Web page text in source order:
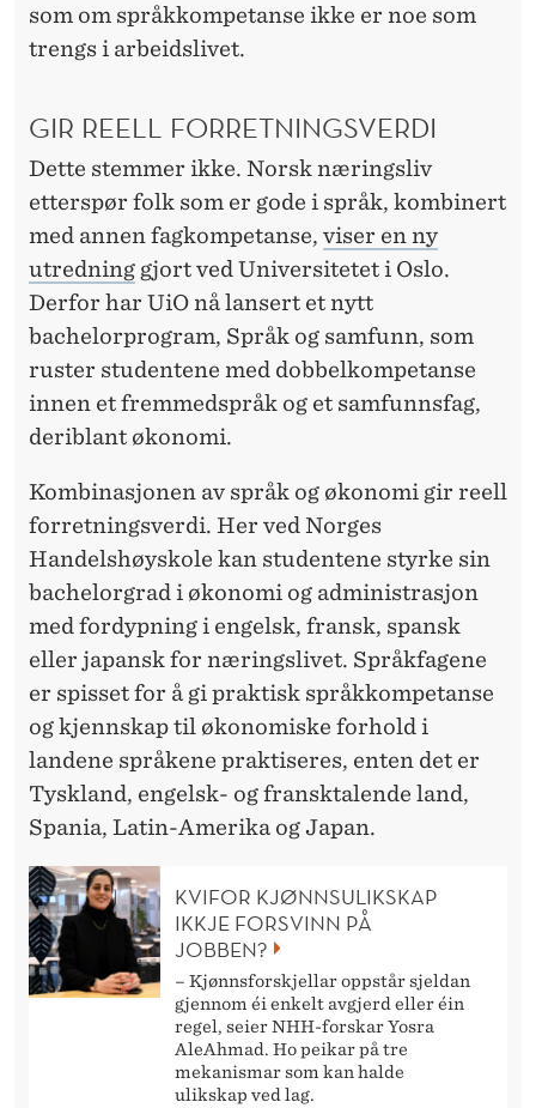
som om språkkompetanse ikke er noe som
trengs i arbeidslivet.
GIR REELL FORRETNINGSVERDI
Dette stemmer ikke. Norsk næringsliv
etterspør folk som er gode i språk, kombinert
med annen fagkompetanse, viser en ny
utredning gjort ved Universitetet i Oslo.
Derfor har UiO nå lansert et nytt
bachelorprogram, Språk og samfunn, som
ruster studentene med dobbelkompetanse
innen et fremmedspråk og et samfunnsfag,
deriblant økonomi.
Kombinasjonen av språk og økonomi gir reell
forretningsverdi. Her ved Norges
Handelshøyskole kan studentene styrke sin
bachelorgrad i økonomi og administrasjon
med fordypning i engelsk, fransk, spansk
eller japansk for næringslivet. Språkfagene
er spisset for å gi praktisk språkkompetanse
og kjennskap til økonomiske forhold i
landene språkene praktiseres, enten det er
Tyskland, engelsk- og fransktalende land,
Spania, Latin-Amerika og Japan.
KVIFOR KJØNNSULIKSKAP
IKKJE FORSVINN PÅ
JOBBEN?
– Kjønnsforskjellar oppstår sjeldan
gjennom éi enkelt avgjerd eller éin
regel, seier NHH-forskar Yosra
AleAhmad. Ho peikar på tre
mekanismar som kan halde
ulikskap ved lag.